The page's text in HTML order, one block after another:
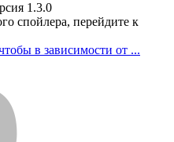
1.3.0
спойлера, перейдите к
в зависимости от ...